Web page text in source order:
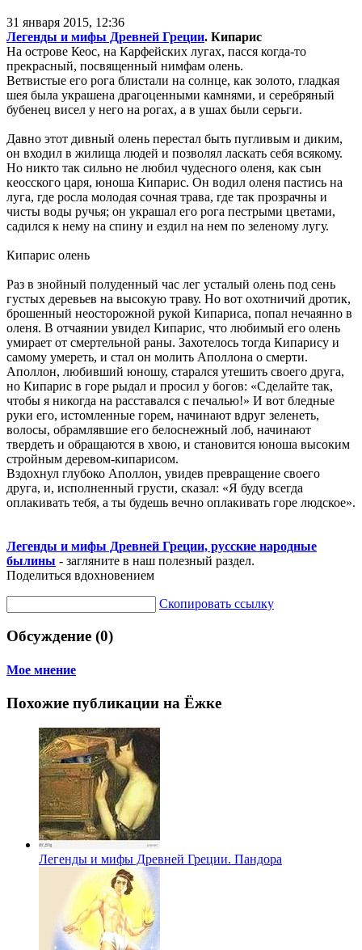
31 января 2015, 12:36
Легенды и мифы Древней Греции. Кипарис
На острове Кеос, на Карфейских лугах, пасся когда-то
прекрасный, посвященный нимфам олень.
Ветвистые его рога блистали на солнце, как золото, гладкая
шея была украшена драгоценными камнями, и серебряный
бубенец висел у него на рогах, а в ушах были серьги.
Давно этот дивный олень перестал быть пугливым и диким,
он входил в жилища людей и позволял ласкать себя всякому.
Но никто так сильно не любил чудесного оленя, как сын
кеосского царя, юноша Кипарис. Он водил оленя пастись на
луга, где росла молодая сочная трава, где так прозрачны и
чисты воды ручья; он украшал его рога пестрыми цветами,
садился к нему на спину и ездил на нем по зеленому лугу.
Кипарис олень
Раз в знойный полуденный час лег усталый олень под сень
густых деревьев на высокую траву. Но вот охотничий дротик,
брошенный неосторожной рукой Кипариса, попал нечаянно в
оленя. В отчаянии увидел Кипарис, что любимый его олень
умирает от смертельной раны. Захотелось тогда Кипарису и
самому умереть, и стал он молить Аполлона о смерти.
Аполлон, любивший юношу, старался утешить своего друга,
но Кипарис в горе рыдал и просил у богов: «Сделайте так,
чтобы я никогда на расставался с печалью!» И вот бледные
руки его, истомленные горем, начинают вдруг зеленеть,
волосы, обрамлявшие его белоснежный лоб, начинают
твердеть и обращаются в хвою, и становится юноша высоким
стройным деревом-кипарисом.
Вздохнул глубоко Аполлон, увидев превращение своего
друга, и, исполненный грусти, сказал: «Я буду всегда
оплакивать тебя, а ты будешь вечно оплакивать горе людское».
Легенды и мифы Древней Греции, русские народные
былины - загляните в наш полезный раздел.
Поделиться вдохновением
Скопировать ссылку
Обсуждение (0)
Мое мнение
Похожие публикации на Ёжке
Легенды и мифы Древней Греции. Пандора